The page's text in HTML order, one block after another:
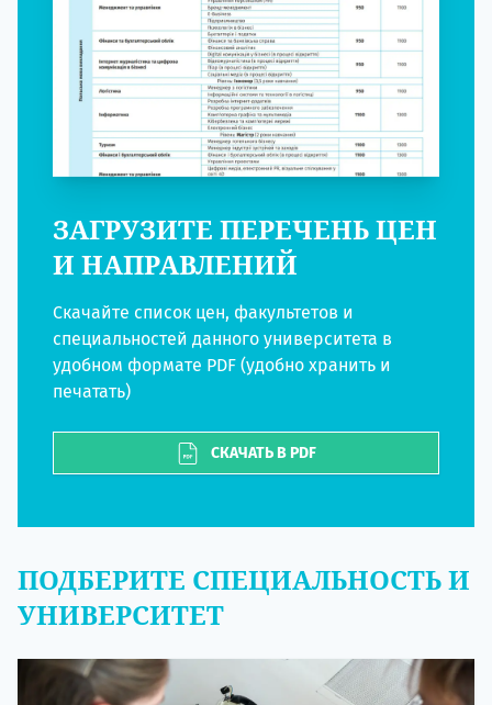
ЗАГРУЗИТЕ ПЕРЕЧЕНЬ ЦЕН
И НАПРАВЛЕНИЙ
Скачайте список цен, факультетов и
специальностей данного университета в
удобном формате PDF (удобно хранить и
печатать)
СКАЧАТЬ В PDF
ПОДБЕРИТЕ СПЕЦИАЛЬНОСТЬ И
УНИВЕРСИТЕТ